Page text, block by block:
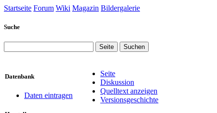
Startseite Forum Wiki Magazin Bildergalerie
Suche
Datenbank
Daten eintragen
Seite
Diskussion
Quelltext anzeigen
Versionsgeschichte